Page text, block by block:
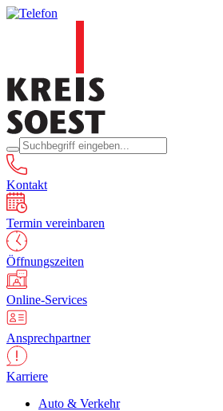
Kontakt
Termin vereinbaren
Öffnungszeiten
Online-Services
Ansprechpartner
Karriere
Auto & Verkehr